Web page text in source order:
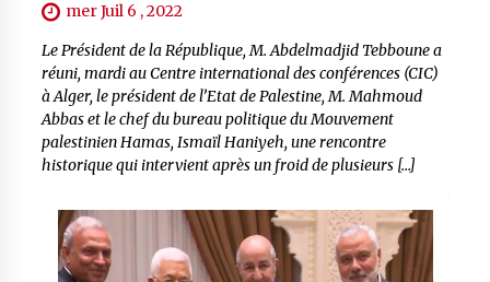
mer Juil 6 , 2022
Le Président de la République, M. Abdelmadjid Tebboune a
réuni, mardi au Centre international des conférences (CIC)
à Alger, le président de l’Etat de Palestine, M. Mahmoud
Abbas et le chef du bureau politique du Mouvement
palestinien Hamas, Ismaïl Haniyeh, une rencontre
historique qui intervient après un froid de plusieurs […]